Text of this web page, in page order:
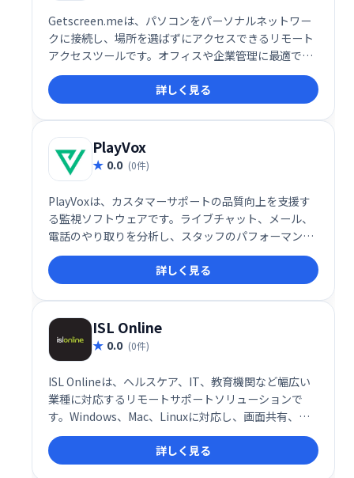
Getscreen.meは、パソコンをパーソナルネットワー
クに接続し、場所を選ばずにアクセスできるリモート
アクセスツールです。オフィスや企業管理に最適で、
安全にデータやアプリケーションにアクセスできま
す。複雑な設定不要で、スムーズなリモートワークを
実現します。
詳しく見る
PlayVox
0.0 (0件)
PlayVoxは、カスタマーサポートの品質向上を支援す
る監視ソフトウェアです。ライブチャット、メール、
電話のやり取りを分析し、スタッフのパフォーマンス
や顧客体験を評価。わずか5分でQA監視プログラムを
作成でき、コーチングやモチベーション向上に役立ち
ます。全チャネルの顧客対応を分析することで、より
効果的なサポート体制を構築できます。
詳しく見る
ISL Online
0.0 (0件)
ISL Onlineは、ヘルスケア、IT、教育機関など幅広い
業種に対応するリモートサポートソリューションで
す。Windows、Mac、Linuxに対応し、画面共有、権
限管理、無人アクセスなど豊富な機能を提供。顧客サ
ポートや診断を効率化し、スムーズなリモート作業を
実現します。
詳しく見る